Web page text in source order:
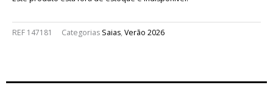
REF 147181 Categorias Saias, Verão 2026